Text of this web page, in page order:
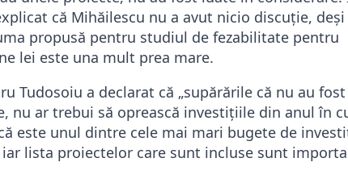
că Mihăilescu nu a avut nicio discuție,
propusă pentru studiul de fezabilitate pentru
lei este una mult prea mare.
Tudosoiu a declarat că „supărările că nu au fost
nu ar trebui să oprească investițiile din anul în
este unul dintre cele mai mari bugete de
lista proiectelor care sunt incluse sunt